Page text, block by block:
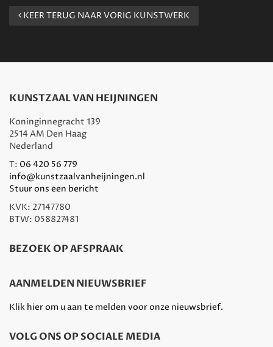
KEER TERUG NAAR VORIG KUNSTWERK
KUNSTZAAL VAN HEIJNINGEN
Koninginnegracht 139
2514 AM Den Haag
Nederland
T: 06 420 56 779
info@kunstzaalvanheijningen.nl
Stuur ons een bericht
KVK: 27147780
BTW: 058827481
BEZOEK OP AFSPRAAK
AANMELDEN NIEUWSBRIEF
Klik hier om u aan te melden voor onze nieuwsbrief.
VOLG ONS OP SOCIALE MEDIA